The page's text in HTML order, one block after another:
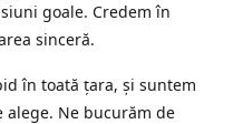
goale. Credem în
sinceră.
în toată țara, și suntem
Ne bucurăm de